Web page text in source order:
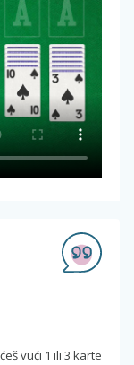
vući 1 ili 3 karte